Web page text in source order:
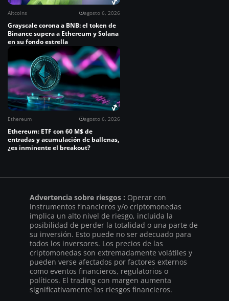
Altcoins agosto 6, 2026
Grayscale corona a BNB: el token de
Binance supera a Ethereum y Solana
en su fondo estrella
Ethereum agosto 6, 2026
Ethereum: ETF con 60 M$ de
entradas y acumulación de ballenas,
¿es inminente el breakout?
Advertencia sobre riesgos : Operar con
instrumentos financieros y/o criptomonedas
implica un alto nivel de riesgo, incluida la
posibilidad de perder la totalidad o una parte de
su inversión. Esto puede no ser adecuado para
todos los inversores. Los precios de las
criptomonedas son extremadamente volátiles y
pueden verse afectados por factores externos
como eventos financieros, regulatorios o
políticos. El trading con margen aumenta
significativamente los riesgos financieros.